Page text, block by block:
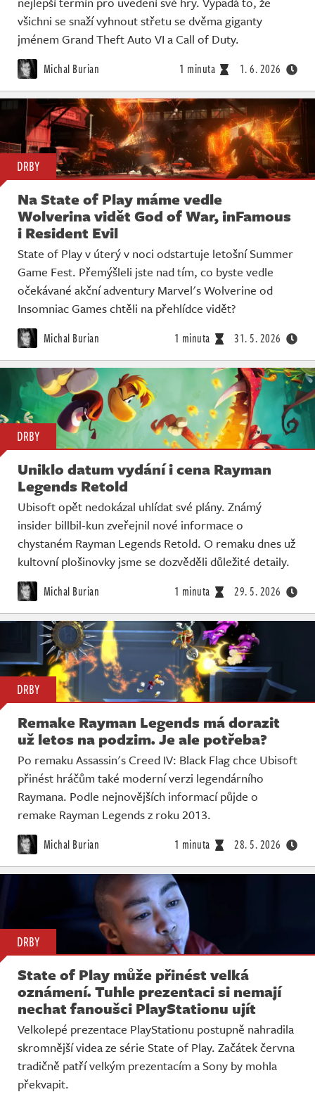
všichni se snaží vyhnout střetu se dvěma giganty
jménem Grand Theft Auto VI a Call of Duty.
Michal Burian 1 minuta 1. 6. 2026
DRBY
Na State of Play máme vedle
Wolverina vidět God of War, inFamous
i Resident Evil
State of Play v úterý v noci odstartuje letošní Summer
Game Fest. Přemýšleli jste nad tím, co byste vedle
očekávané akční adventury Marvel's Wolverine od
Insomniac Games chtěli na přehlídce vidět?
Michal Burian 1 minuta 31. 5. 2026
DRBY
Uniklo datum vydání i cena Rayman
Legends Retold
Ubisoft opět nedokázal uhlídat své plány. Známý
insider billbil-kun zveřejnil nové informace o
chystaném Rayman Legends Retold. O remaku dnes už
kultovní plošinovky jsme se dozvěděli důležité detaily.
Michal Burian 1 minuta 29. 5. 2026
DRBY
Remake Rayman Legends má dorazit
už letos na podzim. Je ale potřeba?
Po remaku Assassin's Creed IV: Black Flag chce Ubisoft
přinést hráčům také moderní verzi legendárního
Raymana. Podle nejnovějších informací půjde o
remake Rayman Legends z roku 2013.
Michal Burian 1 minuta 28. 5. 2026
DRBY
State of Play může přinést velká
oznámení. Tuhle prezentaci si nemají
nechat fanoušci PlayStationu ujít
Velkolepé prezentace PlayStationu postupně nahradila
skromnější videa ze série State of Play. Začátek června
tradičně patří velkým prezentacím a Sony by mohla
překvapit.